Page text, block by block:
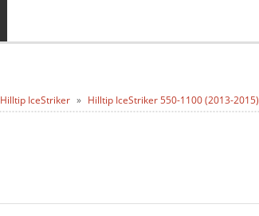
Hilltip IceStriker Hilltip IceStriker 550-1100 (2013-2015)